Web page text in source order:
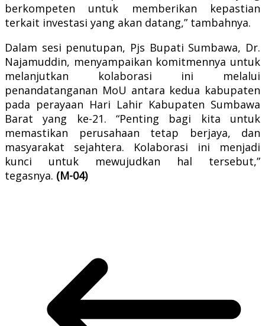
berkompeten untuk memberikan kepastian
terkait investasi yang akan datang,” tambahnya.
Dalam sesi penutupan, Pjs Bupati Sumbawa, Dr.
Najamuddin, menyampaikan komitmennya untuk
melanjutkan kolaborasi ini melalui
penandatanganan MoU antara kedua kabupaten
pada perayaan Hari Lahir Kabupaten Sumbawa
Barat yang ke-21. “Penting bagi kita untuk
memastikan perusahaan tetap berjaya, dan
masyarakat sejahtera. Kolaborasi ini menjadi
kunci untuk mewujudkan hal tersebut,”
tegasnya. (M-04)